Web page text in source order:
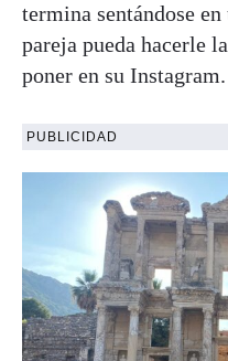
termina sentándose
pareja pueda hacerle
poner en su Instagram.
PUBLICIDAD